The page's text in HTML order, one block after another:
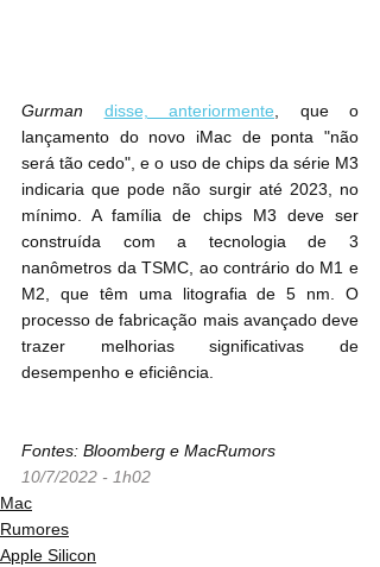
Gurman disse, anteriormente, que o
lançamento do novo ‌iMac‌ de ponta "não
será tão cedo", e o uso de chips da série ‌M3‌
indicaria que pode não surgir até 2023, no
mínimo. A família de chips ‌M3‌ deve ser
construída com a tecnologia de 3
nanômetros da TSMC, ao contrário do ‌M1‌ e
‌M2‌, que têm uma litografia de 5 nm. O
processo de fabricação mais avançado deve
trazer melhorias significativas de
desempenho e eficiência.
Fontes: Bloomberg e MacRumors
10/7/2022 - 1h02
Mac
Rumores
Apple Silicon